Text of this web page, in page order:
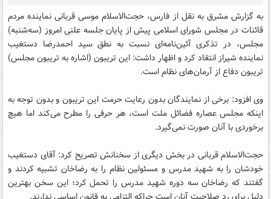
به گزارش مشرق به نقل از فارس، حجت‌الاسلام موسی قربانی نماینده مردم
قائنات در مجلس شورای اسلامی پیش از پایان جلسه علنی امروز (سه‌شنبه)
مجلس، در تذکری آئین‌نامه‌ای نسبت به نطق سید احمدرضا دستغیب
نماینده شیراز انتقاد کرد و اظهار داشت: این تریبون (اشاره به تریبون مجلس)
تریبون دفاع از آرمان‌های نظام است.
وی افزود: برخی از نمایندگان بدون رعایت حرمت این تریبون و بدون توجه به
اینکه مجلس عصاره فضائل ملت است، هر حرفی را مطرح می‌کند اما هیچ
برخوردی با آنان صورت نمی‌گیرد.
حجت‌الاسلام قربانی در بخش دیگری از سخنانش تصریح کرد: آقای دستغیب
خودشان را به شهید مدرس و مسئولین نظام را به رضاخان تشبیه کردند و
گفتند که رضاخان سه دوره شهید مدرس را تحمل کرد؛ این سخن بهترین